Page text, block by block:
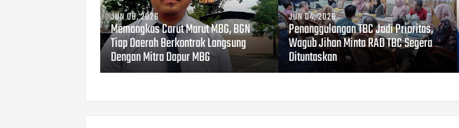
JUN 08, 2026
Memangkas Carut Marut MBG, BGN
Tiap Daerah Berkontrak Langsung
Dengan Mitra Dapur MBG
JUN 04, 2026
Penanggulangan TBC Jadi Prioritas,
Wagub Jihan Minta RAD TBC Segera
Dituntaskan